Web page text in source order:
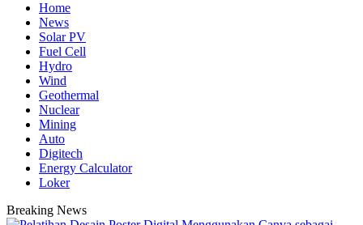
Home
News
Solar PV
Fuel Cell
Hydro
Wind
Geothermal
Nuclear
Mining
Auto
Digitech
Energy Calculator
Loker
Breaking News